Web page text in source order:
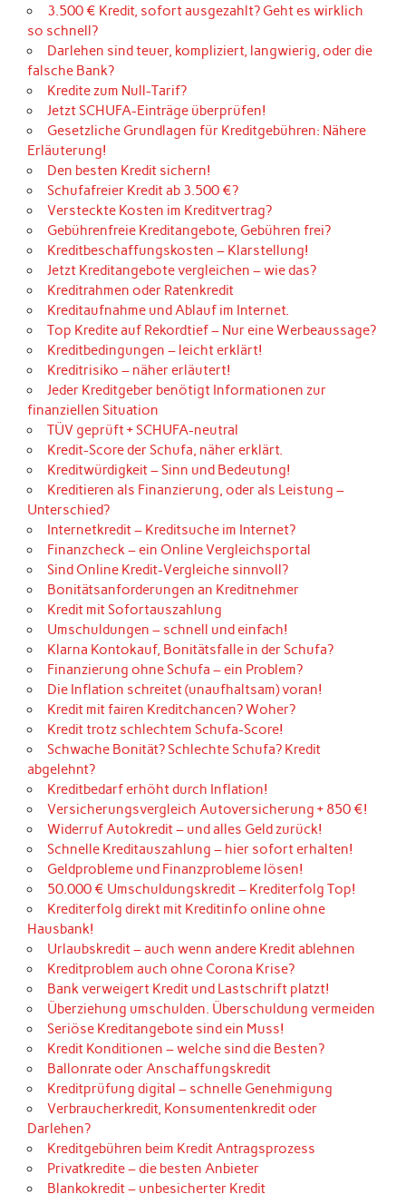
3.500 € Kredit, sofort ausgezahlt? Geht es wirklich
so schnell?
Darlehen sind teuer, kompliziert, langwierig, oder die
falsche Bank?
Kredite zum Null-Tarif?
Jetzt SCHUFA-Einträge überprüfen!
Gesetzliche Grundlagen für Kreditgebühren: Nähere
Erläuterung!
Den besten Kredit sichern!
Schufafreier Kredit ab 3.500 €?
Versteckte Kosten im Kreditvertrag?
Gebührenfreie Kreditangebote, Gebühren frei?
Kreditbeschaffungskosten – Klarstellung!
Jetzt Kreditangebote vergleichen – wie das?
Kreditrahmen oder Ratenkredit
Kreditaufnahme und Ablauf im Internet.
Top Kredite auf Rekordtief – Nur eine Werbeaussage?
Kreditbedingungen – leicht erklärt!
Kreditrisiko – näher erläutert!
Jeder Kreditgeber benötigt Informationen zur
finanziellen Situation
TÜV geprüft + SCHUFA-neutral
Kredit-Score der Schufa, näher erklärt.
Kreditwürdigkeit – Sinn und Bedeutung!
Kreditieren als Finanzierung, oder als Leistung –
Unterschied?
Internetkredit – Kreditsuche im Internet?
Finanzcheck – ein Online Vergleichsportal
Sind Online Kredit-Vergleiche sinnvoll?
Bonitätsanforderungen an Kreditnehmer
Kredit mit Sofortauszahlung
Umschuldungen – schnell und einfach!
Klarna Kontokauf, Bonitätsfalle in der Schufa?
Finanzierung ohne Schufa – ein Problem?
Die Inflation schreitet (unaufhaltsam) voran!
Kredit mit fairen Kreditchancen? Woher?
Kredit trotz schlechtem Schufa-Score!
Schwache Bonität? Schlechte Schufa? Kredit
abgelehnt?
Kreditbedarf erhöht durch Inflation!
Versicherungsvergleich Autoversicherung + 850 €!
Widerruf Autokredit – und alles Geld zurück!
Schnelle Kreditauszahlung – hier sofort erhalten!
Geldprobleme und Finanzprobleme lösen!
50.000 € Umschuldungskredit – Krediterfolg Top!
Krediterfolg direkt mit Kreditinfo online ohne
Hausbank!
Urlaubskredit – auch wenn andere Kredit ablehnen
Kreditproblem auch ohne Corona Krise?
Bank verweigert Kredit und Lastschrift platzt!
Überziehung umschulden. Überschuldung vermeiden
Seriöse Kreditangebote sind ein Muss!
Kredit Konditionen – welche sind die Besten?
Ballonrate oder Anschaffungskredit
Kreditprüfung digital – schnelle Genehmigung
Verbraucherkredit, Konsumentenkredit oder
Darlehen?
Kreditgebühren beim Kredit Antragsprozess
Privatkredite – die besten Anbieter
Blankokredit – unbesicherter Kredit